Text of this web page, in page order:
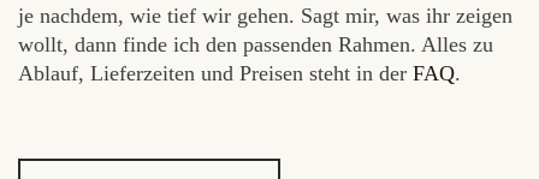
je nachdem, wie tief wir gehen. Sagt mir, was ihr zeigen
wollt, dann finde ich den passenden Rahmen. Alles zu
Ablauf, Lieferzeiten und Preisen steht in der FAQ.